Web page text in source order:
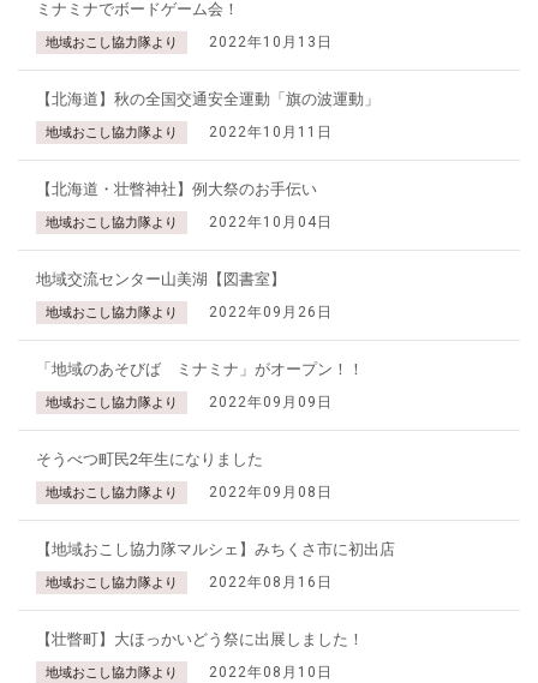
ミナミナでボードゲーム会！
地域おこし協力隊より 2022年10月13日
【北海道】秋の全国交通安全運動「旗の波運動」
地域おこし協力隊より 2022年10月11日
【北海道・壮瞥神社】例大祭のお手伝い
地域おこし協力隊より 2022年10月04日
地域交流センター山美湖【図書室】
地域おこし協力隊より 2022年09月26日
「地域のあそびば ミナミナ」がオープン！！
地域おこし協力隊より 2022年09月09日
そうべつ町民2年生になりました
地域おこし協力隊より 2022年09月08日
【地域おこし協力隊マルシェ】みちくさ市に初出店
地域おこし協力隊より 2022年08月16日
【壮瞥町】大ほっかいどう祭に出展しました！
地域おこし協力隊より 2022年08月10日